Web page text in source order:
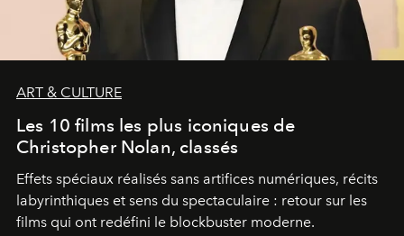
ART & CULTURE
Les 10 films les plus iconiques de
Christopher Nolan, classés
Effets spéciaux réalisés sans artifices numériques, récits
labyrinthiques et sens du spectaculaire : retour sur les
films qui ont redéfini le blockbuster moderne.